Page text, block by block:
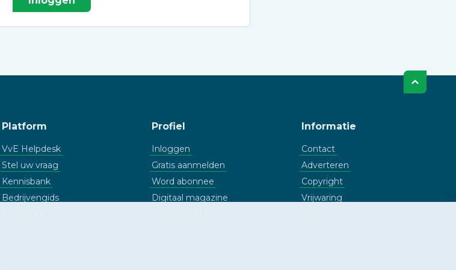
Platform
VvE Helpdesk
Stel uw vraag
Kennisbank
Bedrijvengids
Profiel
Inloggen
Gratis aanmelden
Word abonnee
Digitaal magazine
Informatie
Contact
Adverteren
Copyright
Vrijwaring